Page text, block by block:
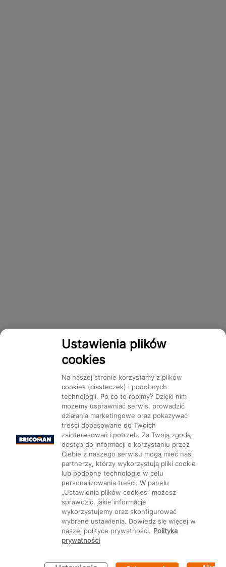
Ustawienia plików
cookies
Na naszej stronie korzystamy z plików
cookies (ciasteczek) i podobnych
technologii. Po co to robimy? Dzięki nim
możemy usprawniać serwis, prowadzić
działania marketingowe oraz pokazywać
treści dopasowane do Twoich
zainteresowań i potrzeb. Za Twoją zgodą
dostęp do informacji o korzystaniu przez
Ciebie z naszego serwisu mogą mieć nasi
partnerzy, którzy wykorzystują pliki cookie
lub podobne technologie w celu
personalizowania treści. W panelu
„Ustawienia plików cookies” możesz
sprawdzić, jakie informacje
wykorzystujemy oraz skonfigurować
wybrane ustawienia. Dowiedz się więcej w
naszej polityce prywatności. Polityka
prywatności